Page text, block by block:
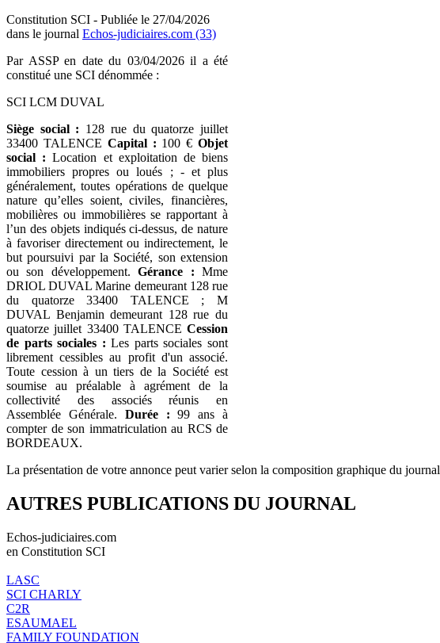
Constitution SCI - Publiée le 27/04/2026
dans le journal Echos-judiciaires.com (33)
Par ASSP en date du 03/04/2026 il a été
constitué une SCI dénommée :
SCI LCM DUVAL
Siège social : 128 rue du quatorze juillet
33400 TALENCE Capital : 100 €Objet
social : Location et exploitation de biens
immobiliers propres ou loués ; - et plus
généralement, toutes opérations de quelque
nature qu’elles soient, civiles, financières,
mobilières ou immobilières se rapportant à
l’un des objets indiqués ci-dessus, de nature
à favoriser directement ou indirectement, le
but poursuivi par la Société, son extension
ou son développement.Gérance : Mme
DRIOL DUVAL Marine demeurant 128 rue
du quatorze 33400 TALENCE ; M
DUVAL Benjamin demeurant 128 rue du
quatorze juillet 33400 TALENCE Cession
de parts sociales : Les parts sociales sont
librement cessibles au profit d'un associé.
Toute cession à un tiers de la Société est
soumise au préalable à agrément de la
collectivité des associés réunis en
Assemblée Générale. Durée : 99 ans à
compter de son immatriculation au RCS de
BORDEAUX.
La présentation de votre annonce peut varier selon la composition graphique du journal
AUTRES PUBLICATIONS DU JOURNAL
Echos-judiciaires.com
en Constitution SCI
LASC
SCI CHARLY
C2R
ESAUMAEL
FAMILY FOUNDATION